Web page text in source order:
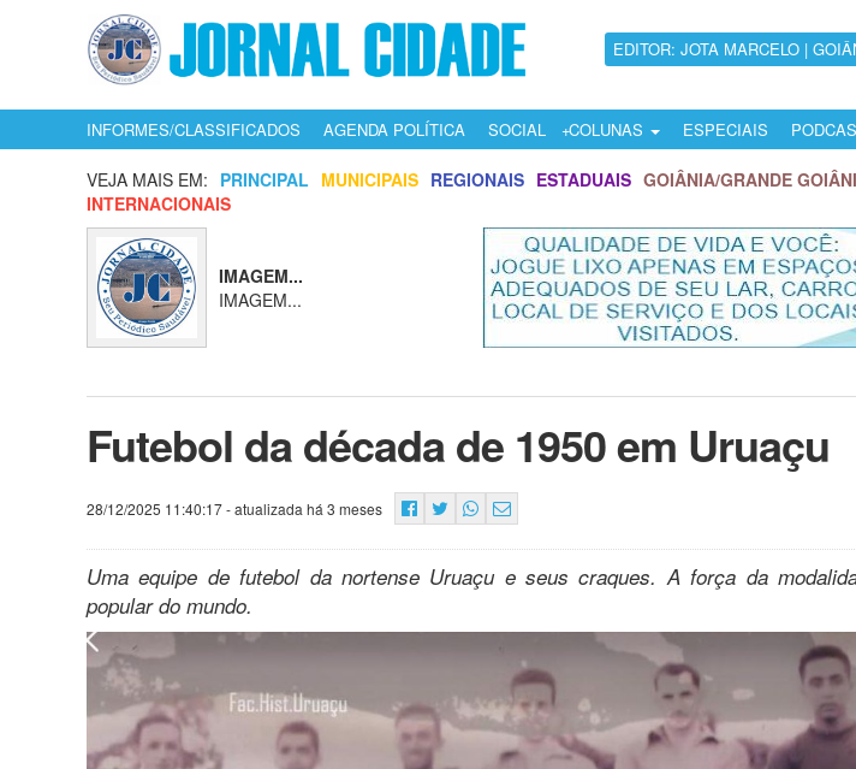
EDITOR: JOTA MARCELO |
INFORMES/CLASSIFICADOS AGENDA POLÍTICA SOCIAL COLUNAS ESPECIAIS
VEJA MAIS EM: PRINCIPAL MUNICIPAIS REGIONAIS ESTADUAIS GOIÂNIA/GRANDE
INTERNACIONAIS
IMAGEM...
IMAGEM...
Futebol da década de 1950 em Uruaçu
28/12/2025 11:40:17- atualizada há 3 meses
Uma equipe de futebol da nortense Uruaçu e seus craques. A força da
popular do mundo.